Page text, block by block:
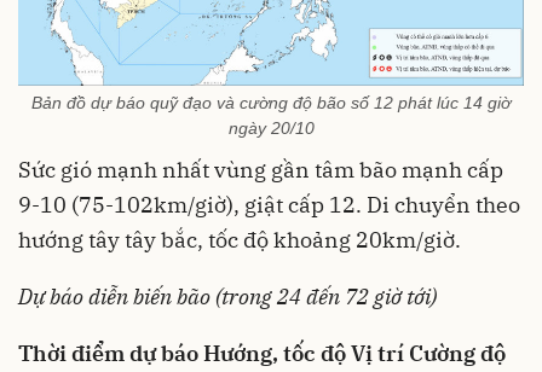
Bản đồ dự báo quỹ đạo và cường độ bão số 12 phát lúc 14 giờ
ngày 20/10
Sức gió mạnh nhất vùng gần tâm bão mạnh cấp
9-10 (75-102km/giờ), giật cấp 12. Di chuyển theo
hướng tây tây bắc, tốc độ khoảng 20km/giờ.
Dự báo diễn biến bão (trong 24 đến 72 giờ tới)
Thời điểm dự báoHướng, tốc độVị trí Cường độ